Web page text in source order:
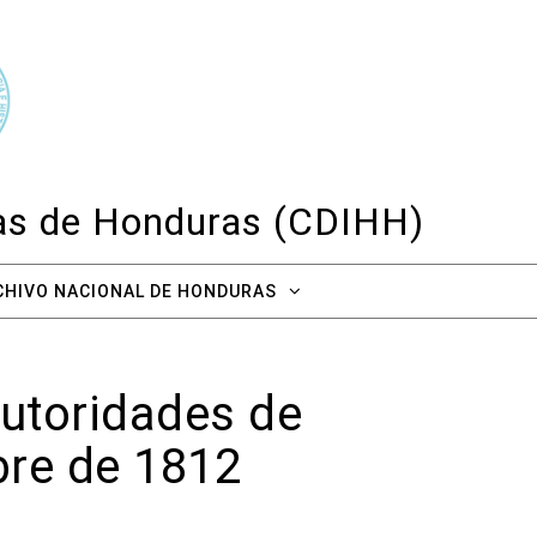
de Honduras (CDIHH)
NACIONAL DE HONDURAS
de
de 1812